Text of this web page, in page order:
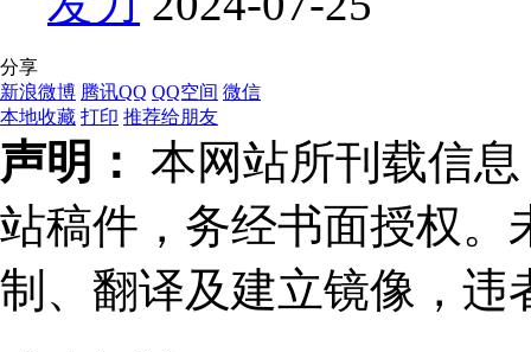
分享
新浪微博 腾讯QQ QQ空间 微信
本地收藏 打印 推荐给朋友
声明： 本网站所刊载信
站稿件，务经书面授权。
制、翻译及建立镜像，违